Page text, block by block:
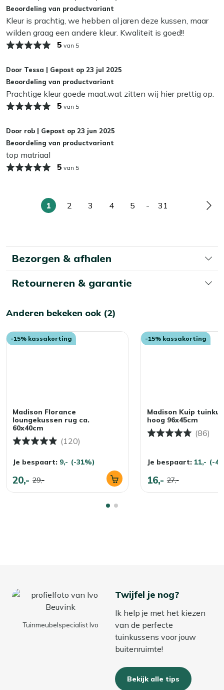
blijven. Dat bespaart je weer schoonmaakwerk!
Kan ik mijn tuinkussens het hele jaar buiten
laten liggen?
Wij adviseren om je tuinkussens droog op te bergen als je
ze niet gebruikt. Zelfs de meest waterafstotende stoffen
kunnen op termijn last krijgen van vocht, wat slijtage en
schimmel kan veroorzaken. In de herfst en winter bewaar
je je kussens het beste binnen of in een waterdichte
Beoordeling van productvariant
Kleur is prachtig, we hebben al jaren deze kussen, maar
wilden graag een andere kleur. Kwaliteit is goed!!
5 van 5
Door Tessa | Gepost op 23 jul 2025
Beoordeling van productvariant
Prachtige kleur goede maat.wat zitten wij hier prettig op.
5 van 5
Door rob | Gepost op 23 jun 2025
Beoordeling van productvariant
top matriaal
5 van 5
U
pagina
1
Pagina
2
Pagina
3
Pagina
4
Pagina
5 -
Pagina
31
Bezorgen & afhalen
Retourneren & garantie
Anderen bekeken ook (2)
-15% kassakorting
Madison Florance
loungekussen rug ca.
60x40cm
(120)
Je bespaart: 9,- (-31%)
20,- 29,-
-15% kassakorting
Madison Kuip
hoog 96x45cm
(86)
Je bespaart: 11,- (-
16,- 27,-
Tuinmeubelspecialist Ivo
Twijfel je nog?
Ik help je met het kiezen
van de perfecte
tuinkussens voor jouw
buitenruimte!
Bekijk alle tips